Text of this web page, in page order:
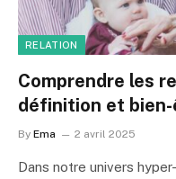
RELATION
Comprendre les
définition et
By Ema 2 avril 2025
Dans notre univers